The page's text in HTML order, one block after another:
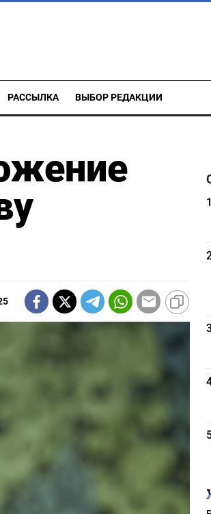
РАССЫЛКА ВЫБОР РЕДАКЦИИ
1